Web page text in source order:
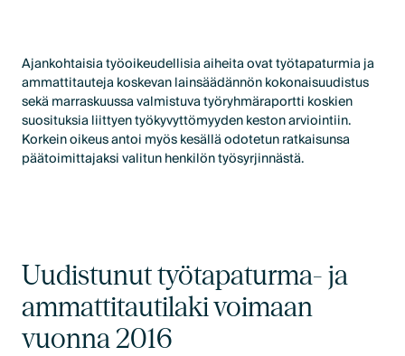
Ajankohtaisia työoikeudellisia aiheita ovat työtapaturmia ja
ammattitauteja koskevan lainsäädännön kokonaisuudistus
sekä marraskuussa valmistuva työryhmäraportti koskien
suosituksia liittyen työkyvyttömyyden keston arviointiin.
Korkein oikeus antoi myös kesällä odotetun ratkaisunsa
päätoimittajaksi valitun henkilön työsyrjinnästä.
Uudistunut työtapaturma- ja
ammattitautilaki voimaan
vuonna 2016